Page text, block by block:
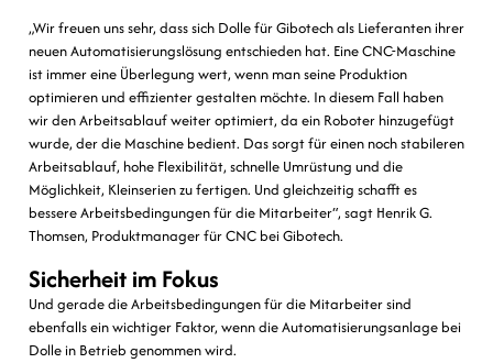
„Wir freuen uns sehr, dass sich Dolle für Gibotech als Lieferanten ihrer
neuen Automatisierungslösung entschieden hat. Eine CNC-Maschine
ist immer eine Überlegung wert, wenn man seine Produktion
optimieren und effizienter gestalten möchte. In diesem Fall haben
wir den Arbeitsablauf weiter optimiert, da ein Roboter hinzugefügt
wurde, der die Maschine bedient. Das sorgt für einen noch stabileren
Arbeitsablauf, hohe Flexibilität, schnelle Umrüstung und die
Möglichkeit, Kleinserien zu fertigen. Und gleichzeitig schafft es
bessere Arbeitsbedingungen für die Mitarbeiter“, sagt Henrik G.
Thomsen, Produktmanager für CNC bei Gibotech.
Sicherheit im Fokus
Und gerade die Arbeitsbedingungen für die Mitarbeiter sind
ebenfalls ein wichtiger Faktor, wenn die Automatisierungsanlage bei
Dolle in Betrieb genommen wird.